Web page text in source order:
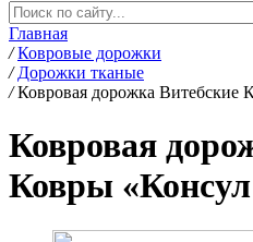
Главная
/ Ковровые дорожки
/ Дорожки тканые
/ Ковровая дорожка Витебские
Ковровая
Ковры